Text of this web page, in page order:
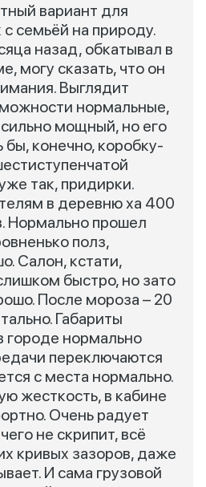
вариант для
семьёй на природу.
назад, обкатывал в
могу сказать, что он
Выглядит
нормальные,
мощный, но его
бы, конечно, коробку-
так, придирки.
в деревню ха 400
Нормально прошел
полз,
Салон, кстати,
быстро, но зато
После мороза – 20
Габариты
городе нормально
переключаются
с места нормально.
жесткость, в кабине
Очень радует
не скрипит, всё
кривых зазоров, даже
И сама грузовой